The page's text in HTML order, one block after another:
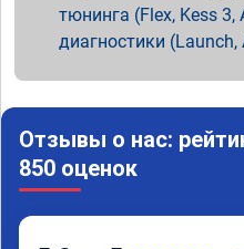
тюнинга (Flex, Kess 3,
диагностики (Launch,
Отзывы о нас:
850 оценок